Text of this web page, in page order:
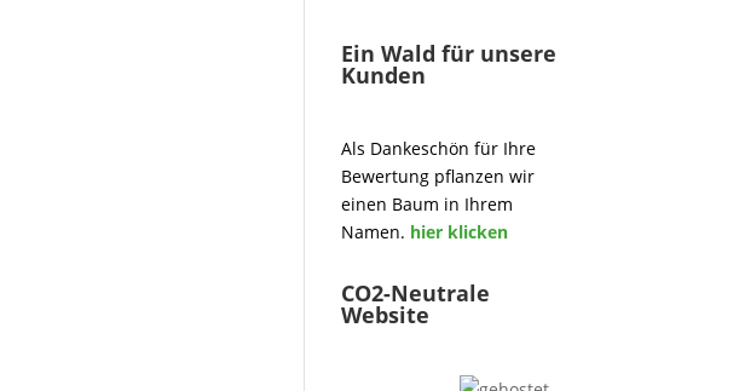
Ein Wald für unsere
Kunden
Als Dankeschön für Ihre
Bewertung pflanzen wir
einen Baum in Ihrem
Namen. hier klicken
CO2-Neutrale
Website